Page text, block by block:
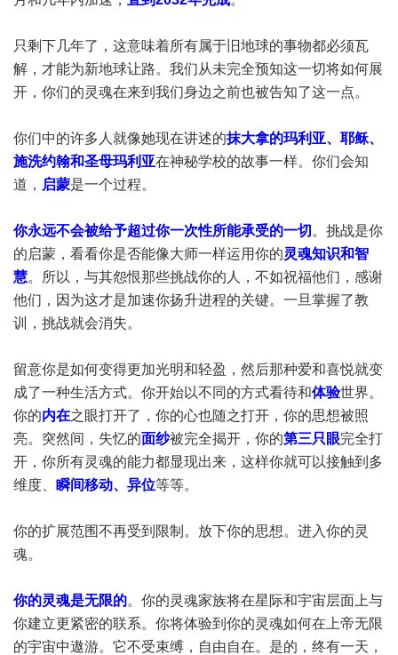
只剩下几年了，这意味着所有属于旧地球的事物都必须瓦
解，才能为新地球让路。我们从未完全预知这一切将如何展
开，你们的灵魂在来到我们身边之前也被告知了这一点。
你们中的许多人就像她现在讲述的抹大拿的玛利亚、耶稣、
施洗约翰和圣母玛利亚在神秘学校的故事一样。你们会知
道， 启蒙是一个过程。
你永远不会被给予超过你一次性所能承受的一切 。挑战是你
的启蒙，看看你是否能像大师一样运用你的灵魂知识和智
慧。所以，与其怨恨那些挑战你的人，不如祝福他们，感谢
他们，因为这才是加速你扬升进程的关键。一旦掌握了教
训，挑战就会消失。
留意你是如何变得更加光明和轻盈，然后那种爱和喜悦就变
成了一种生活方式。你开始以不同的方式看待和体验世界。
你的内在之眼打开了，你的心也随之打开，你的思想被照
亮。突然间，失忆的面纱被完全揭开，你的第三只眼完全打
开，你所有灵魂的能力都显现出来，这样你就可以接触到多
维度、 瞬间移动、异位等等。
你的扩展范围不再受到限制。放下你的思想。进入你的灵
魂。
你的灵魂是无限的。你的灵魂家族将在星际和宇宙层面上与
你建立更紧密的联系。你将体验到你的灵魂如何在上帝无限
的宇宙中遨游。它不受束缚，自由自在。是的，终有一天，